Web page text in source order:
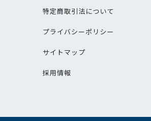
特定商取引法について
プライバシーポリシー
サイトマップ
採用情報